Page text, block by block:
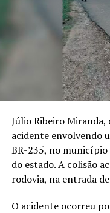
Júlio Ribeiro Miranda,
acidente envolvendo
BR-235, no
do estado. A colisão
rodovia, na entrada
O acidente ocorreu